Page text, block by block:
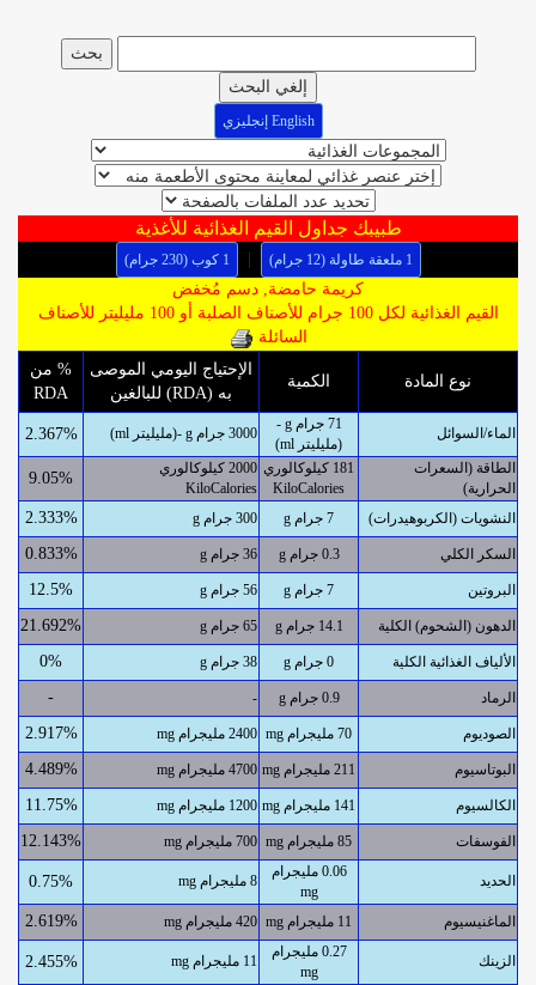
إلغي البحث
English إنجليزي
طبيبك جداول القيم الغذائية للأغذية
1 ملعقة طاولة (12 جرام) | 1 كوب (230 جرام)
كريمة حامضة, دسم مُخفض
القيم الغذائية لكل 100 جرام للأصناف الصلبة أو 100 مليليتر للأصناف
السائلة
نوع المادة الكمية
الإحتياج اليومي الموصى
به (RDA) للبالغين
% من
RDA
الماء/السوائل
71 جرام g -
(مليليتر ml)
3000 جرام g -(مليليتر ml) 2.367%
الطاقة (السعرات
الحرارية)
181 كيلوكالوري
KiloCalories
2000 كيلوكالوري
KiloCalories
9.05%
النشويات (الكربوهيدرات) 7 جرام g 300 جرام g 2.333%
السكر الكلي 0.3 جرام g 36 جرام g 0.833%
البروتين 7 جرام g 56 جرام g 12.5%
الدهون (الشحوم) الكلية 14.1 جرام g 65 جرام g 21.692%
الألياف الغذائية الكلية 0 جرام g 38 جرام g 0%
الرماد 0.9 جرام g -
-
الصوديوم 70 مليجرام mg 2400 مليجرام mg 2.917%
البوتاسيوم 211 مليجرام mg 4700 مليجرام mg 4.489%
الكالسيوم 141 مليجرام mg 1200 مليجرام mg 11.75%
الفوسفات 85 مليجرام mg 700 مليجرام mg 12.143%
الحديد
0.06 مليجرام
mg
8 مليجرام mg 0.75%
الماغنيسيوم 11 مليجرام mg 420 مليجرام mg 2.619%
الزينك
0.27 مليجرام
mg
11 مليجرام mg 2.455%